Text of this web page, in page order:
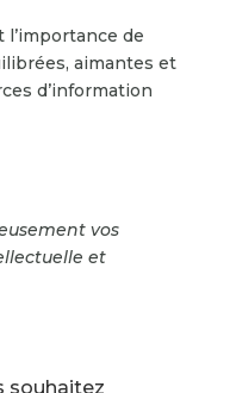
de
aimantes et
d’information
vos
et
souhaitez